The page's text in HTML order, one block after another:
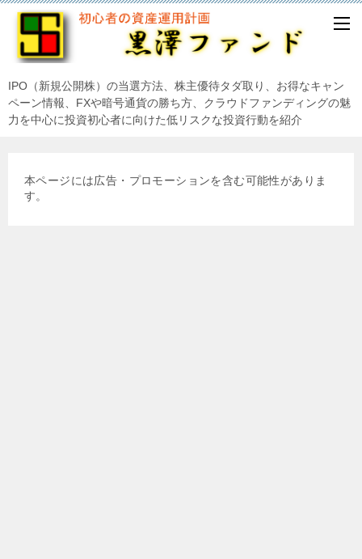
IPO（新規公開株）の当選方法、株主優待タダ取り、お得なキャン
ペーン情報、FXや暗号通貨の勝ち方、クラウドファンディングの魅
力を中心に投資初心者に向けた低リスクな投資行動を紹介
本ページには広告・プロモーションを含む可能性がありま
す。